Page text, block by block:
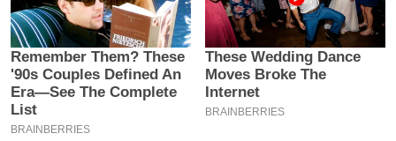
इ
म
ई
-
पे